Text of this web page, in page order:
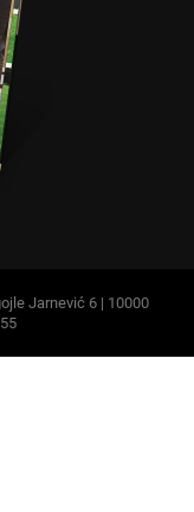
Jarnević 6 | 10000